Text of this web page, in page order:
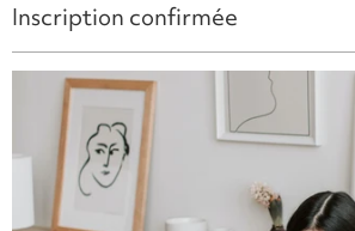
Inscription confirmée